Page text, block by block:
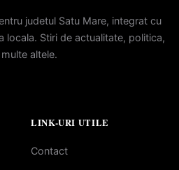
judetul Satu Mare, integrat cu
locala. Stiri de actualitate, politica,
altele.
LINK-URI UTILE
Contact